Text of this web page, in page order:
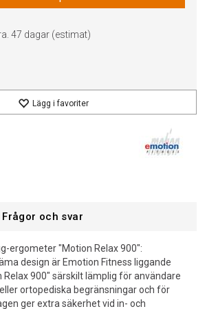
47 dagar (estimat)
Lägg i favoriter
Frågor och svar
ergometer "Motion Relax 900":
design är Emotion Fitness liggande
900" särskilt lämplig för användare
ortopediska begränsningar och för
ger extra säkerhet vid in- och